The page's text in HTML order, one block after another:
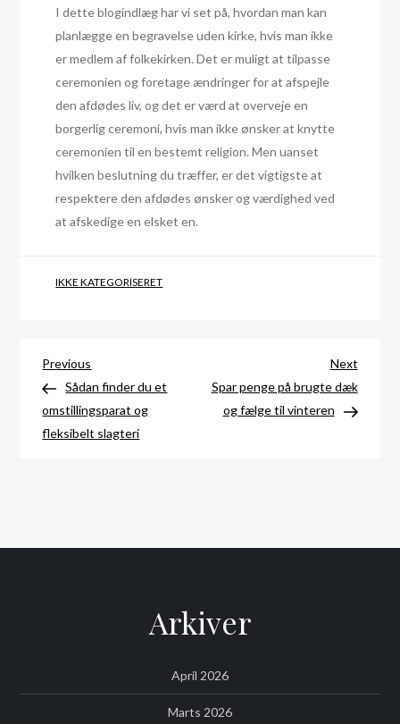
I dette blogindlæg har vi set på, hvordan man kan
planlægge en begravelse uden kirke, hvis man ikke
er medlem af folkekirken. Det er muligt at tilpasse
ceremonien og foretage ændringer for at afspejle
den afdødes liv, og det er værd at overveje en
borgerlig ceremoni, hvis man ikke ønsker at knytte
ceremonien til en bestemt religion. Men uanset
hvilken beslutning du træffer, er det vigtigste at
respektere den afdødes ønsker og værdighed ved
at afskedige en elsket en.
IKKE KATEGORISERET
Indlægsnavigation
Previous
Post
Previous
Sådan finder du et
omstillingsparat og
fleksibelt slagteri
Next
Post
Next
Spar penge på brugte dæk
og fælge til vinteren
Arkiver
April 2026
Marts 2026